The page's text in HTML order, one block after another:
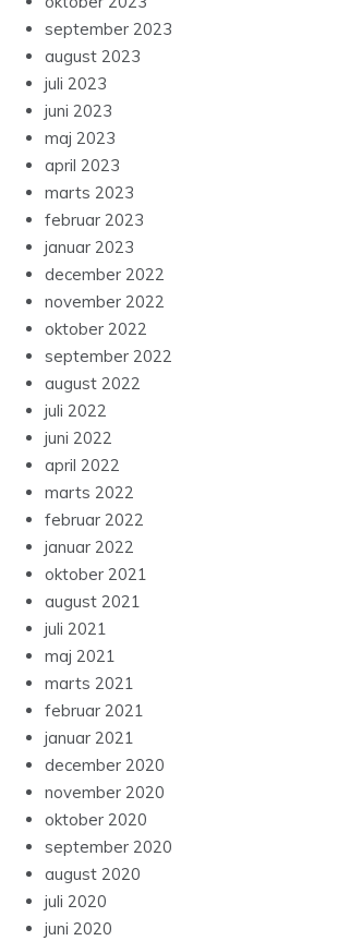
september 2023
august 2023
juli 2023
juni 2023
maj 2023
april 2023
marts 2023
februar 2023
januar 2023
december 2022
november 2022
oktober 2022
september 2022
august 2022
juli 2022
juni 2022
april 2022
marts 2022
februar 2022
januar 2022
oktober 2021
august 2021
juli 2021
maj 2021
marts 2021
februar 2021
januar 2021
december 2020
november 2020
oktober 2020
september 2020
august 2020
juli 2020
juni 2020